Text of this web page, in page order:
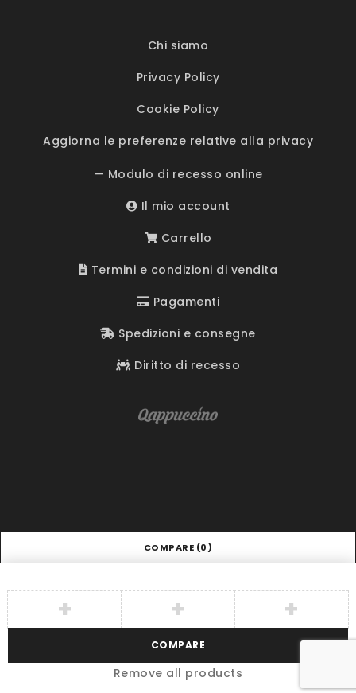
Chi siamo
Privacy Policy
Cookie Policy
Aggiorna le preferenze relative alla privacy
— Modulo di recesso online
Il mio account
Carrello
Termini e condizioni di vendita
Pagamenti
Spedizioni e consegne
Diritto di recesso
COMPARE (0)
COMPARE
Remove all products